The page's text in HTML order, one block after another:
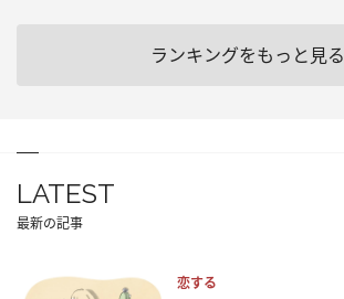
ランキングをもっと見る
LATEST
最新の記事
恋する